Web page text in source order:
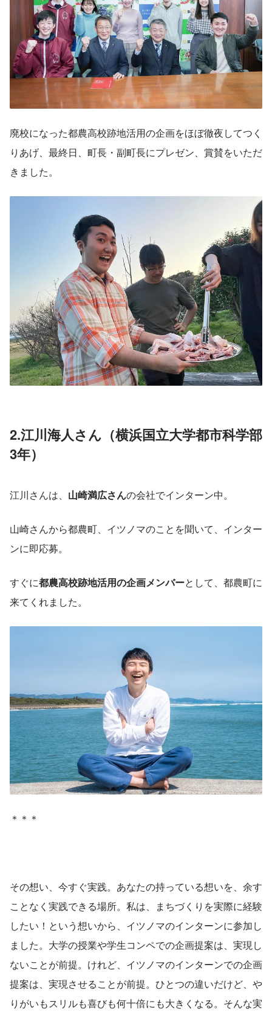
廃校になった都農高校跡地活用の企画をほぼ徹夜してつく
りあげ、最終日、町長・副町長にプレゼン、賞賛をいただ
きました。
2.江川海人さん（横浜国立大学都市科学部
3年）
江川さんは、 山崎満広さんの会社でインターン中。
山崎さんから都農町、イツノマのことを聞いて、インター
ンに即応募。
すぐに都農高校跡地活用の企画メンバーとして、都農町に
来てくれました。
＊＊＊
その想い、今すぐ実践。あなたの持っている想いを、余す
ことなく実践できる場所。私は、まちづくりを実際に経験
したい！という想いから、イツノマのインターンに参加し
ました。大学の授業や学生コンペでの企画提案は、実現し
ないことが前提。けれど、イツノマのインターンでの企画
提案は、実現させることが前提。ひとつの違いだけど、や
りがいもスリルも喜びも何十倍にも大きくなる。そんな実